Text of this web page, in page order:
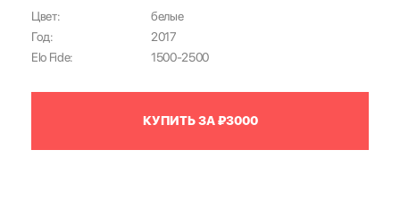
Цвет:
белые
Год:
2017
Elo Fide:
1500-2500
КУПИТЬ ЗА ₽3000